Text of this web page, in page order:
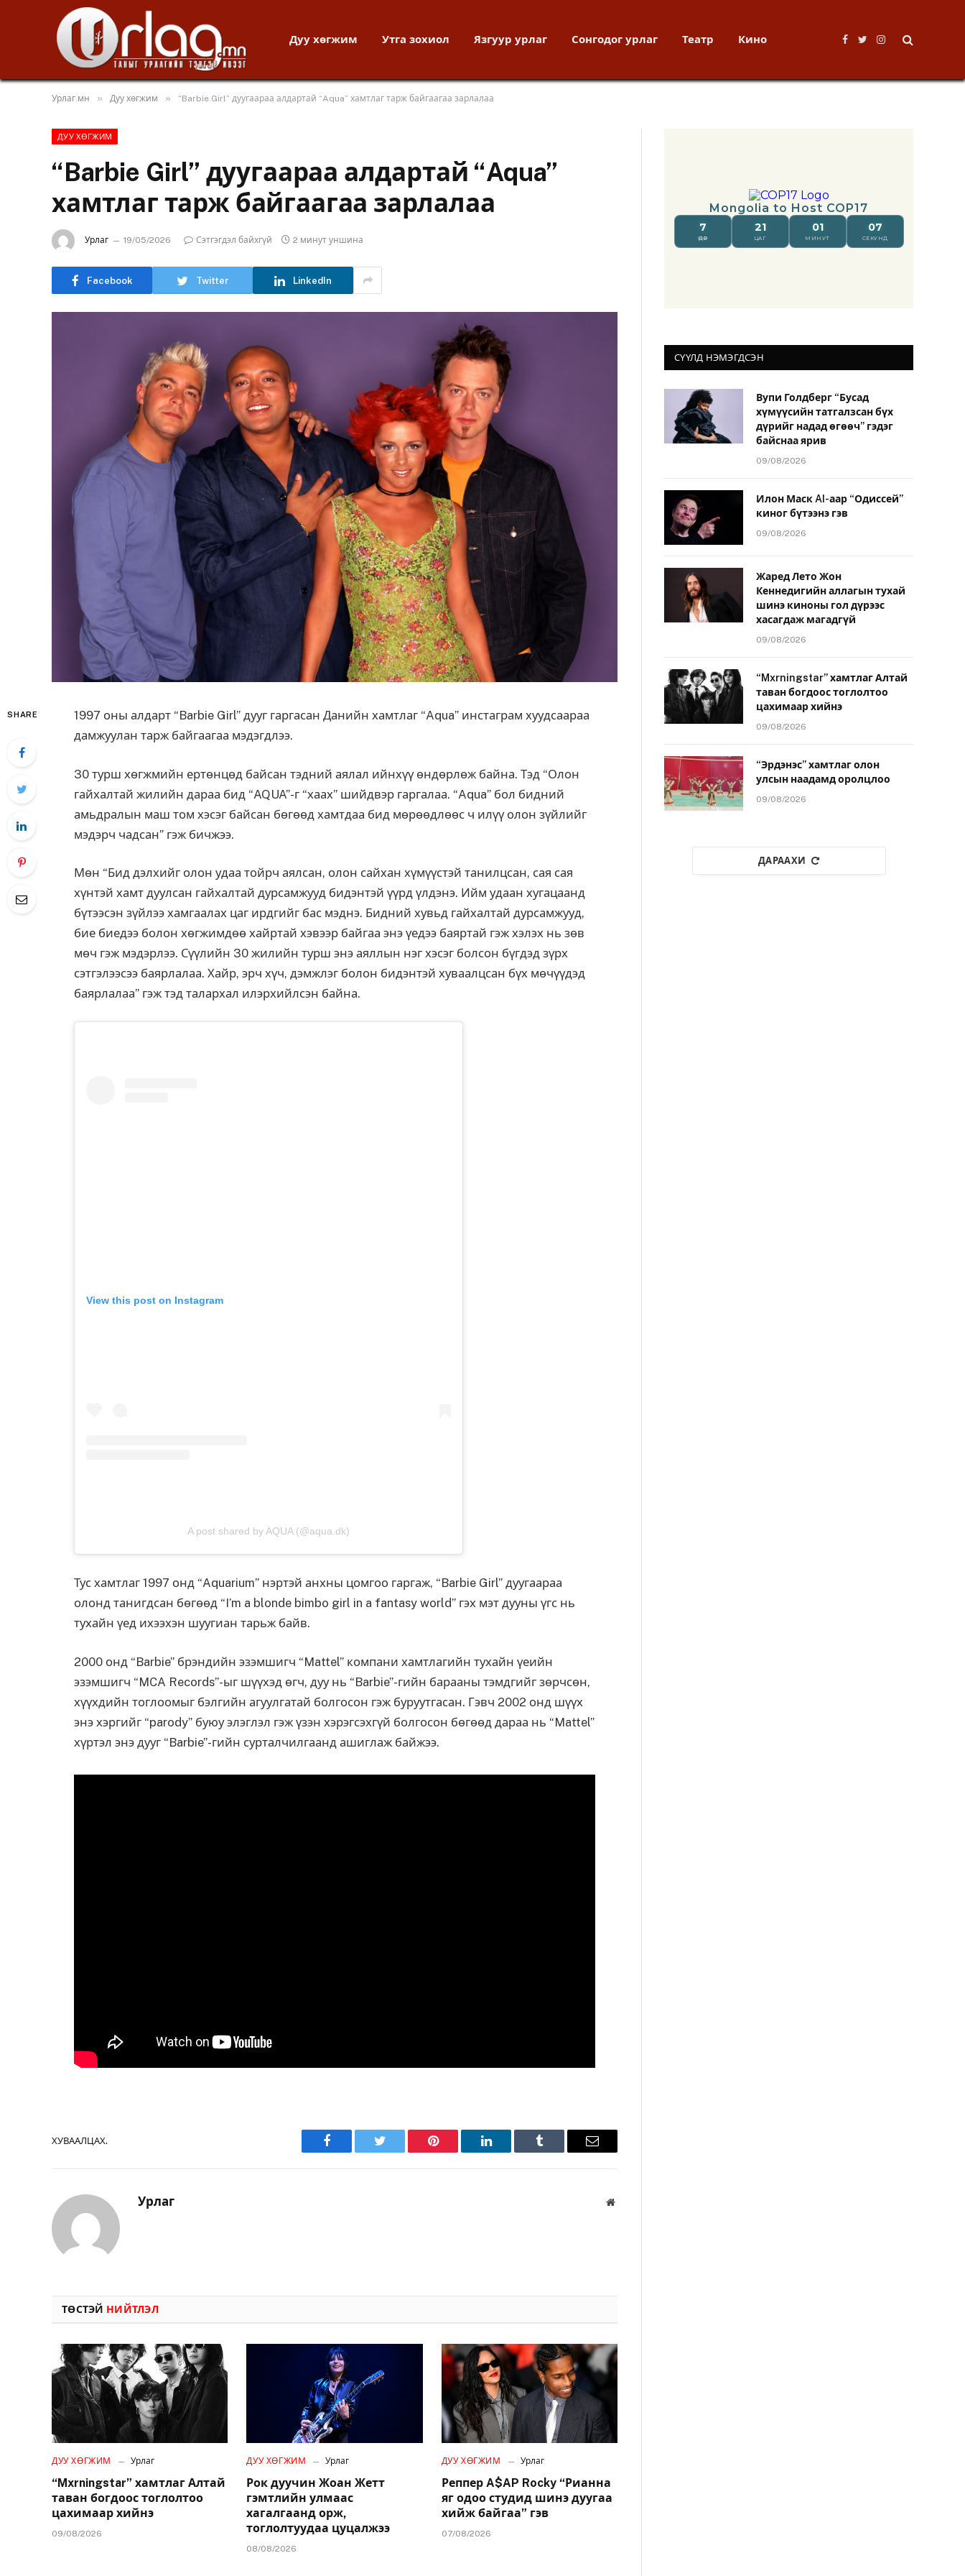
Дуу хөгжим Утга зохиол Язгуур урлаг Сонгодог урлаг Театр Кино
Facebook
TwitterInstagram
Урлаг.мн » Дуу хөгжим » “Barbie Girl” дуугаараа алдартай “Aqua” хамтлаг тарж байгаагаа зарлалаа
ДУУ ХӨГЖИМ
“Barbie Girl” дуугаараа алдартай “Aqua”
хамтлаг тарж байгаагаа зарлалаа
Урлаг 19/05/2026 Сэтгэгдэл байхгүй 2 минут уншина
Facebook Twitter LinkedIn
SHARE
1997 оны алдарт “Barbie Girl” дууг гаргасан Данийн хамтлаг “Aqua” инстаграм хуудсаараа
дамжуулан тарж байгаагаа мэдэгдлээ.
30 турш хөгжмийн ертөнцөд байсан тэдний аялал ийнхүү өндөрлөж байна. Тэд “Олон
гайхалтай жилийн дараа бид “AQUA”-г “хаах” шийдвэр гаргалаа. “Aqua” бол бидний
амьдралын маш том хэсэг байсан бөгөөд хамтдаа бид мөрөөдлөөс ч илүү олон зүйлийг
мэдэрч чадсан” гэж бичжээ.
Мөн “Бид дэлхийг олон удаа тойрч аялсан, олон сайхан хүмүүстэй танилцсан, сая сая
хүнтэй хамт дуулсан гайхалтай дурсамжууд бидэнтэй үүрд үлдэнэ. Ийм удаан хугацаанд
бүтээсэн зүйлээ хамгаалах цаг ирдгийг бас мэднэ. Бидний хувьд гайхалтай дурсамжууд,
бие биедээ болон хөгжимдөө хайртай хэвээр байгаа энэ үедээ баяртай гэж хэлэх нь зөв
мөч гэж мэдэрлээ. Сүүлийн 30 жилийн турш энэ аяллын нэг хэсэг болсон бүгдэд зүрх
сэтгэлээсээ баярлалаа. Хайр, эрч хүч, дэмжлэг болон бидэнтэй хуваалцсан бүх мөчүүдэд
баярлалаа” гэж тэд талархал илэрхийлсэн байна.
View this post on Instagram
A post shared by AQUA (@aqua.dk)
Тус хамтлаг 1997 онд “Aquarium” нэртэй анхны цомгоо гаргаж, “Barbie Girl” дуугаараа
олонд танигдсан бөгөөд “I’m a blonde bimbo girl in a fantasy world” гэх мэт дууны үгс нь
тухайн үед ихээхэн шуугиан тарьж байв.
2000 онд “Barbie” брэндийн эзэмшигч “Mattel” компани хамтлагийн тухайн үеийн
эзэмшигч “MCA Records”-ыг шүүхэд өгч, дуу нь “Barbie”-гийн барааны тэмдгийг зөрчсөн,
хүүхдийн тоглоомыг бэлгийн агуулгатай болгосон гэж буруутгасан. Гэвч 2002 онд шүүх
энэ хэргийг “parody” буюу элэглэл гэж үзэн хэрэгсэхгүй болгосон бөгөөд дараа нь “Mattel”
хүртэл энэ дууг “Barbie”-гийн сурталчилгаанд ашиглаж байжээ.
ХУВААЛЦАХ.
Facebook Twitter Pinterest LinkedIn Tumblr Имэйл
Урлаг Вэбсайт
ТӨСТЭЙ НИЙТЛЭЛ
ДУУ ХӨГЖИМ Урлаг
“Mxrningstar” хамтлаг Алтай
таван богдоос тоглолтоо
цахимаар хийнэ
09/08/2026
ДУУ ХӨГЖИМ Урлаг
Рок дуучин Жоан Жетт
гэмтлийн улмаас
хагалгаанд орж,
тоглолтуудаа цуцалжээ
08/08/2026
ДУУ ХӨГЖИМ Урлаг
Реппер A$AP Rocky “Рианна
яг одоо студид шинэ дуугаа
хийж байгаа” гэв
07/08/2026
СҮҮЛД НЭМЭГДСЭН
Вупи Голдберг “Бусад
хүмүүсийн татгалзсан бүх
дүрийг надад өгөөч” гэдэг
байснаа ярив
09/08/2026
Илон Маск AI-аар “Одиссей”
киног бүтээнэ гэв
09/08/2026
Жаред Лето Жон
Кеннедигийн аллагын тухай
шинэ киноны гол дүрээс
хасагдаж магадгүй
09/08/2026
“Mxrningstar” хамтлаг Алтай
таван богдоос тоглолтоо
цахимаар хийнэ
09/08/2026
“Эрдэнэс” хамтлаг олон
улсын наадамд оролцлоо
09/08/2026
ДАРААХИ